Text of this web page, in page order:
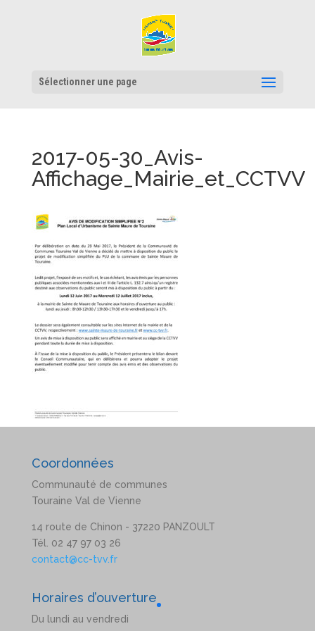
Sélectionner une page
2017-05-30_Avis-
Affichage_Mairie_et_CCTVV
Coordonnées
Communauté de communes
Touraine Val de Vienne
14 route de Chinon - 37220 PANZOULT
Tél. 02 47 97 03 26
contact@cc-tvv.fr
Horaires d’ouverture
Du lundi au vendredi